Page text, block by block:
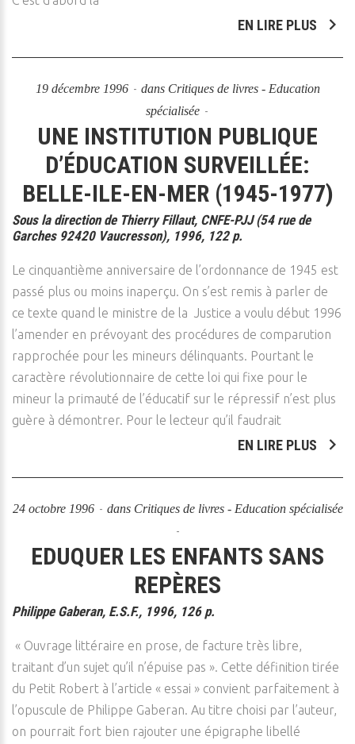
EN LIRE PLUS
19 décembre 1996 dans Critiques de livres - Education
spécialisée
UNE INSTITUTION PUBLIQUE
D’ÉDUCATION SURVEILLÉE:
BELLE-ILE-EN-MER (1945-1977)
Sous la direction de Thierry Fillaut, CNFE-PJJ (54 rue de
Garches 92420 Vaucresson), 1996, 122 p.
Le cinquantième anniversaire de l’ordonnance de 1945 est
passé plus ou moins inaperçu. On s’est remis à parler de
ce texte quand le ministre de la Justice a voulu début 1996
l’amender en prévoyant des procédures de comparution
rapprochée pour les mineurs délinquants. Pourtant le
caractère révolutionnaire de cette loi qui fixe pour le
mineur la primauté de l’éducatif sur le répressif n’est plus
guère à démontrer. Pour le lecteur qu’il faudrait
EN LIRE PLUS
24 octobre 1996 dans Critiques de livres - Education spécialisée
EDUQUER LES ENFANTS SANS
REPÈRES
Philippe Gaberan, E.S.F., 1996, 126 p.
« Ouvrage littéraire en prose, de facture très libre,
traitant d’un sujet qu’il n’épuise pas ». Cette définition tirée
du Petit Robert à l’article « essai » convient parfaitement à
l’opuscule de Philippe Gaberan. Au titre choisi par l’auteur,
on pourrait fort bien rajouter une épigraphe libellé